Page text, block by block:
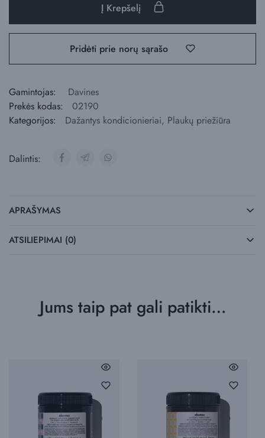
Į Krepšelį
Pridėti prie norų sąrašo
Gamintojas:
Davines
Prekės kodas:
02190
Kategorijos:
Dažantys kondicionieriai, Plaukų priežiūra
Dalintis:
APRAŠYMAS
ATSILIEPIMAI (0)
Jums taip pat gali patikti…